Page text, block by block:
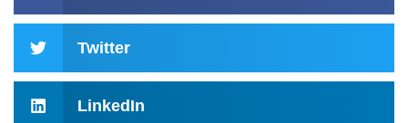
Twitter
LinkedIn